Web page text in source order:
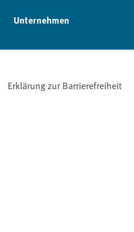
Unternehmen
Erklärung zur Barrierefreiheit